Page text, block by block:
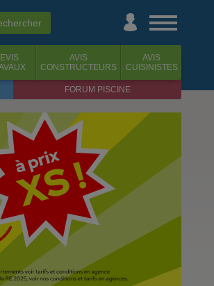
AVIS
CONSTRUCTEURS
AVIS
CUISINISTES
FORUM PISCINE